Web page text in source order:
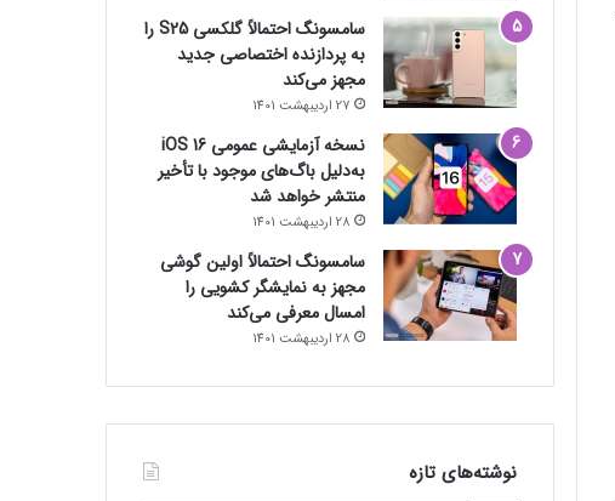
سامسونگ احتمالاً گلکسی S25 را
به پردازنده اختصاصی جدید
مجهز می‌کند
27 اردیبهشت 1401
نسخه آزمایشی عمومی iOS 16
به‌دلیل باگ‌های موجود با تأخیر
منتشر خواهد شد
28 اردیبهشت 1401
سامسونگ احتمالاً اولین گوشی
مجهز به نمایشگر کشویی را
امسال معرفی می‌کند
28 اردیبهشت 1401
نوشته‌های تازه